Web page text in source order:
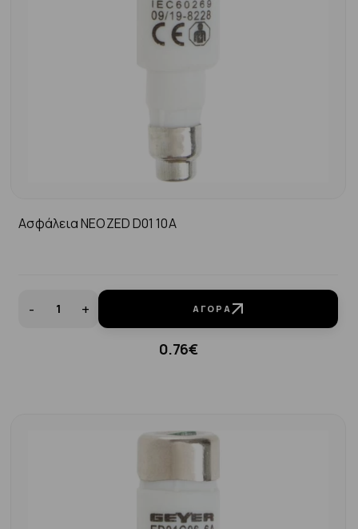
Ασφάλεια ΝΕΟΖΕD D01 10A
- + ΑΓΟΡΆ
0.76€